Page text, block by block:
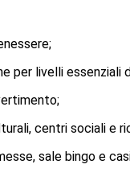
per livelli
centri sociali e
sale bingo e